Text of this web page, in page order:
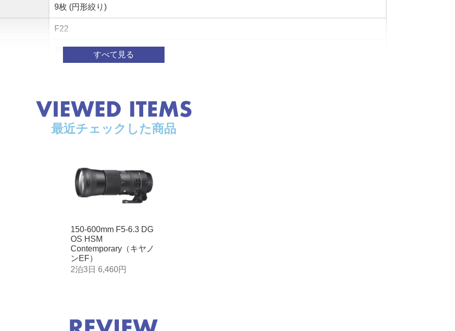
9枚 (円形絞り)
F22
φ105mm × 260.1mm
1,930g(ラバー装着時：1,830g)
最近チェックした商品
150-600mm F5-6.3 DG
OS HSM
Contemporary（キヤノ
ンEF）
2泊3日 6,460円